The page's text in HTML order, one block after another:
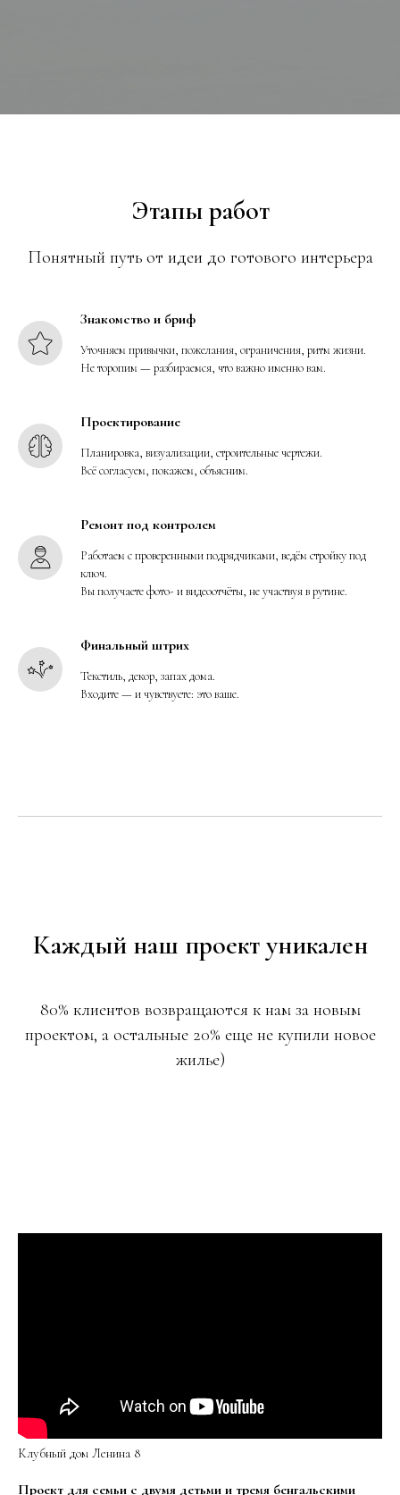
Этапы работ
Понятный путь от идеи до готового интерьера
Знакомство и бриф
Уточняем привычки, пожелания, ограничения, ритм жизни.
Не торопим — разбираемся, что важно именно вам.
Проектирование
Планировка, визуализации, строительные чертежи.
Всё согласуем, покажем, объясним.
Ремонт под контролем
Работаем с проверенными подрядчиками, ведём стройку под
ключ.
Вы получаете фото- и видеоотчёты, не участвуя в рутине.
Финальный штрих
Текстиль, декор, запах дома.
Входите — и чувствуете: это ваше.
Каждый наш проект уникален
80% клиентов возвращаются к нам за новым
проектом, а остальные 20% еще не купили новое
жилье)
Клубный дом Ленина 8
Проект для семьи с двумя детьми и тремя бенгальскими